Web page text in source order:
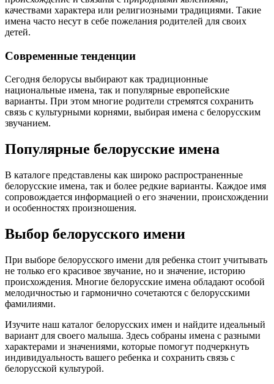
качествами характера или религиозными традициями. Такие
имена часто несут в себе пожелания родителей для своих
детей.
Современные тенденции
Сегодня белорусы выбирают как традиционные
национальные имена, так и популярные европейские
варианты. При этом многие родители стремятся сохранить
связь с культурными корнями, выбирая имена с белорусским
звучанием.
Популярные белорусские имена
В каталоге представлены как широко распространенные
белорусские имена, так и более редкие варианты. Каждое имя
сопровождается информацией о его значении, происхождении
и особенностях произношения.
Выбор белорусского имени
При выборе белорусского имени для ребенка стоит учитывать
не только его красивое звучание, но и значение, историю
происхождения. Многие белорусские имена обладают особой
мелодичностью и гармонично сочетаются с белорусскими
фамилиями.
Изучите наш каталог белорусских имен и найдите идеальный
вариант для своего малыша. Здесь собраны имена с разными
характерами и значениями, которые помогут подчеркнуть
индивидуальность вашего ребенка и сохранить связь с
белорусской культурой.